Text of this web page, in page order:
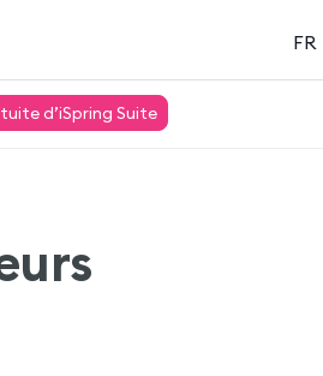
FR
d’iSpring Suite